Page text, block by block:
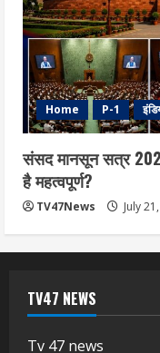
Home P-1
संसद मानसून सत्र
है महत्वपूर्ण?
TV47News July
TV47 NEWS
Tv 47 news